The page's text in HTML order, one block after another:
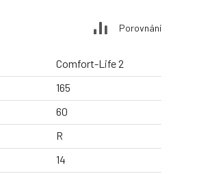
Porovnání
Comfort-Life 2
165
60
R
14